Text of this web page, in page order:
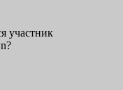
участник